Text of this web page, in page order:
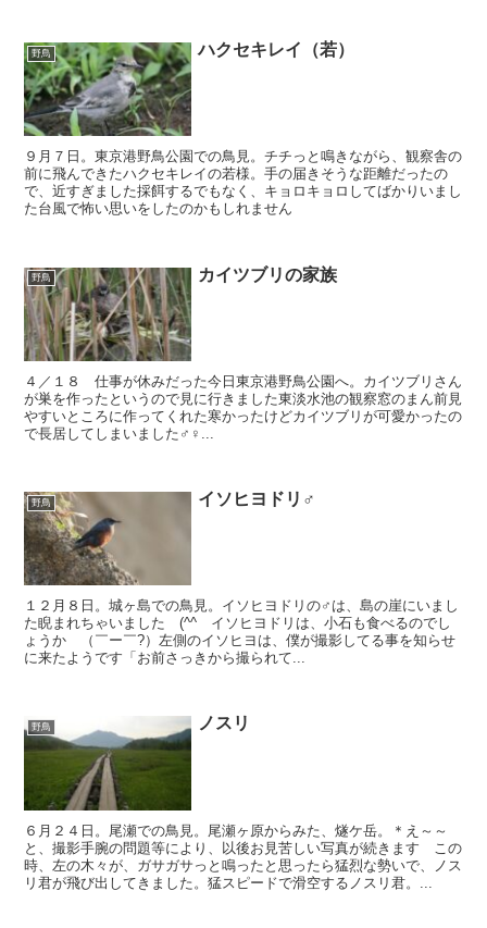
野鳥 ハクセキレイ（若）
９月７日。東京港野鳥公園での鳥見。チチっと鳴きながら、観察舎の
前に飛んできたハクセキレイの若様。手の届きそうな距離だったの
で、近すぎました採餌するでもなく、キョロキョロしてばかりいまし
た台風で怖い思いをしたのかもしれません
野鳥 カイツブリの家族
４／１８ 仕事が休みだった今日東京港野鳥公園へ。カイツブリさん
が巣を作ったというので見に行きました東淡水池の観察窓のまん前見
やすいところに作ってくれた寒かったけどカイツブリが可愛かったの
で長居してしまいました♂♀...
野鳥 イソヒヨドリ♂
１２月８日。城ヶ島での鳥見。イソヒヨドリの♂は、島の崖にいまし
た睨まれちゃいました (^^ゞイソヒヨドリは、小石も食べるのでし
ょうか （￣ー￣?）左側のイソヒヨは、僕が撮影してる事を知らせ
に来たようです「お前さっきから撮られて...
野鳥 ノスリ
６月２４日。尾瀬での鳥見。尾瀬ヶ原からみた、燧ケ岳。＊え～～
と、撮影手腕の問題等により、以後お見苦しい写真が続きます この
時、左の木々が、ガサガサっと鳴ったと思ったら猛烈な勢いで、ノス
リ君が飛び出してきました。猛スピードで滑空するノスリ君。...